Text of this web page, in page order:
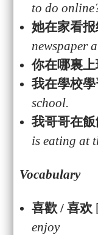
to do
她在家看
newspaper
你在哪裏
我在學校
school.
我哥哥在
is eating at
Vocabulary
喜歡 / 喜欢
enjoy